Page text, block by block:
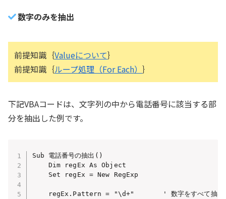
数字のみを抽出
前提知識｛Valueについて｝
前提知識｛ループ処理（For Each） ｝
下記VBAコードは、文字列の中から電話番号に該当する部
分を抽出した例です。
Sub 電話番号の抽出()
    Dim regEx As Object
    Set regEx = New RegExp
    regEx.Pattern = "\d+"       ' 数字をすべて抽出